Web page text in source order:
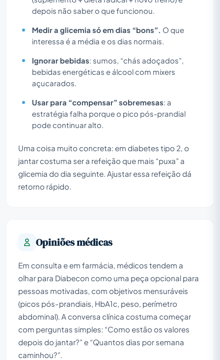
depois não saber o que funcionou.
Medir a glicemia só em dias “bons”.
O que
interessa é a média e os dias normais.
Ignorar bebidas: sumos, “chás adoçados”,
bebidas energéticas e álcool com mixers
açucarados.
Usar para “compensar” sobremesas: a
estratégia falha porque o pico pós-prandial
pode continuar alto.
Uma coisa muito concreta: em diabetes tipo 2, o
jantar costuma ser a refeição que mais “puxa” a
glicemia do dia seguinte. Ajustar essa refeição dá
retorno rápido.
Opiniões médicas
Em consulta e em farmácia, médicos tendem a
olhar para Diabecon como uma peça opcional para
pessoas motivadas, com objetivos mensuráveis
(picos pós-prandiais, HbA1c, peso, perímetro
abdominal). A conversa clínica costuma começar
com perguntas simples: “Como estão os valores
depois do jantar?” e “Quantos dias por semana
caminhou?”.